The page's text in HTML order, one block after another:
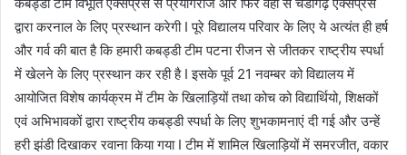
द्वारा करनाल के लिए प्रस्थान करेगी I पूरे विद्यालय परिवार के लिए ये अत्यंत ही हर्ष
और गर्व की बात है कि हमारी कबड्डी टीम पटना रीजन से जीतकर राष्ट्रीय स्पर्धा
में खेलने के लिए प्रस्थान कर रही है I इसके पूर्व 21 नवम्बर को विद्यालय में
आयोजित विशेष कार्यक्रम में टीम के खिलाड़ियों तथा कोच को विद्यार्थियो, शिक्षकों
एवं अभिभावकों द्वारा राष्ट्रीय कबड्डी स्पर्धा के लिए शुभकामनाएं दी गई और उन्हें
हरी झंडी दिखाकर रवाना किया गया I टीम में शामिल खिलाड़ियों में समरजीत, वकार